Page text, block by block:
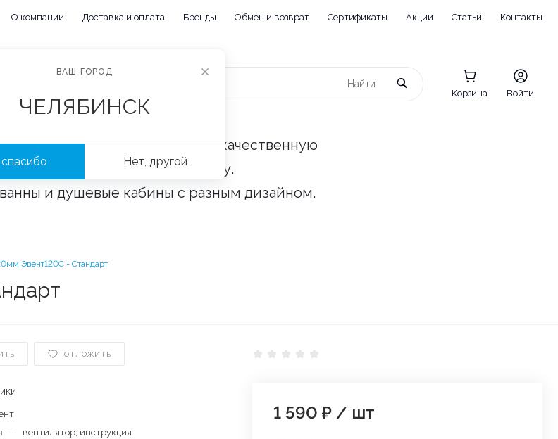
О компании Доставка и оплата Бренды Обмен и возврат Сертификаты Акции Статьи Контакты
Корзина Войти
вы можете купить качественную
аксессуары
оптом и в розницу.
и душевые кабины с разным дизайном.
Эвент120С - Стандарт
ОТЛОЖИТЬ
—
вентилятор, инструкция
1 590 ₽ / шт
ВАШ ГОРОД
ЧЕЛЯБИНСК
Нет, другой